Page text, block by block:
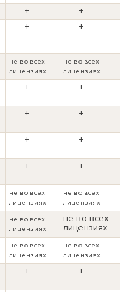
+
+
+ +
не во всех
лицензиях
не во всех
лицензиях
+ +
+ +
+ +
+ +
не во всех
лицензиях
не во всех
лицензиях
не во всех
лицензиях
не во всех
лицензиях
не во всех
лицензиях
не во всех
лицензиях
+ +